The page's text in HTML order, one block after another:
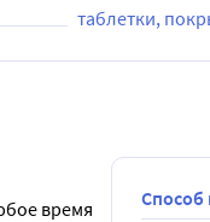
таблетки,
время
Способ